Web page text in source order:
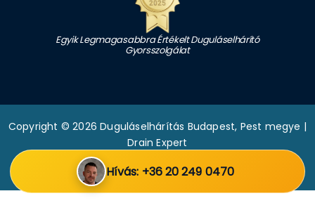
Hívás: +36 20 249 0470
Egyik Legmagasabbra Értékelt Duguláselhárító
Gyorsszolgálat
Copyright © 2026 Duguláselhárítás Budapest, Pest megye |
Drain Expert
|Adatkezelési tájékoztató
Weboldalt készítette: Batuska Csaba